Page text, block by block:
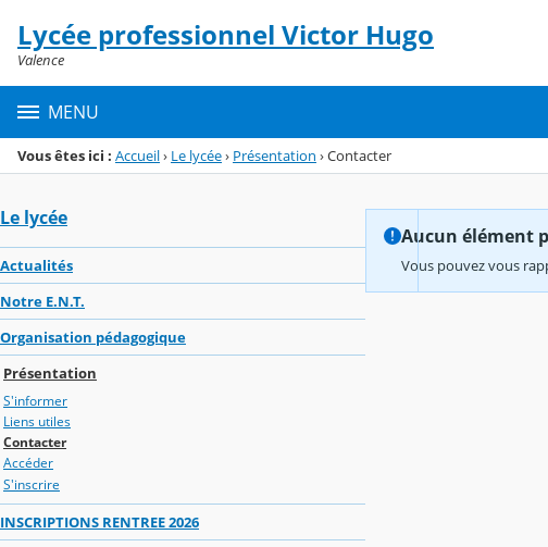
Menu de la rubrique
Contenu
Lycée professionnel Victor Hugo
Valence
MENU
Vous êtes ici : Accueil› Le lycée› Présentation ›Contacter
Le lycée
Actualités
Notre E.N.T.
Organisation pédagogique
Présentation
S'informer
Liens utiles
Contacter
Accéder
S'inscrire
INSCRIPTIONS RENTREE 2026
Aucun élément
Vous pouvez vous